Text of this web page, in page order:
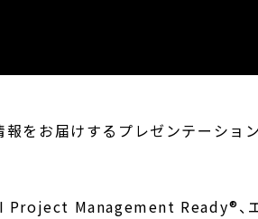
をお届けするプレゼンテーショ
Management Ready®、エ